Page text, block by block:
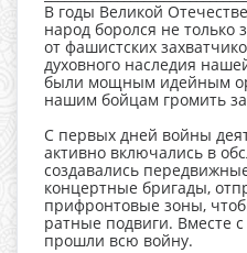
В годы Великой
народ боролся не только
от фашистских
духовного наследия
были мощным идейным
нашим бойцам громить
С первых дней войны
активно включались в
создавались
концертные бригады,
прифронтовые зоны,
ратные подвиги. Вместе
прошли всю войну.